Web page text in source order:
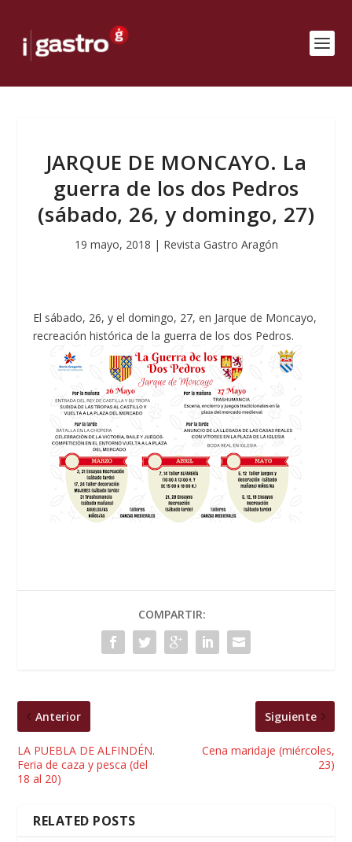
JARQUE DE MONCAYO. La
guerra de los dos Pedros
(sábado, 26, y domingo, 27)
19 mayo, 2018 | Revista Gastro Aragón
El sábado, 26, y el domingo, 27, en Jarque de Moncayo,
recreación histórica de la guerra de los dos Pedros.
COMPARTIR:
Anterior
LA PUEBLA DE ALFINDÉN.
Feria de caza y pesca (del
18 al 20)
Siguiente
Cena maridaje (miércoles,
23)
RELATED POSTS